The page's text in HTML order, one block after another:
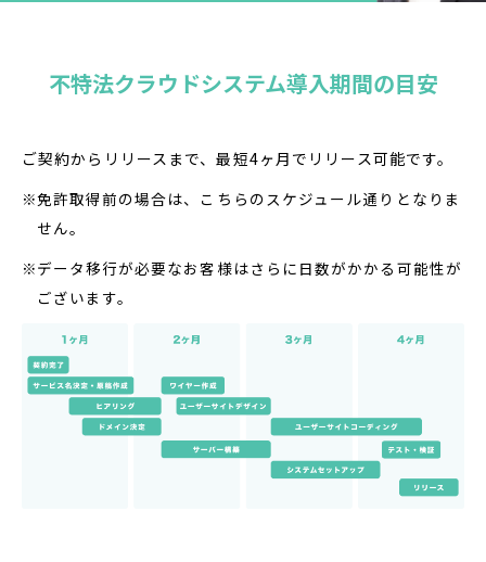
不特法クラウドシステム導入期間の目安
ご契約からリリースまで、最短4ヶ月でリリース可能です。
免許取得前の場合は、こちらのスケジュール通りとなりま
せん。
データ移行が必要なお客様はさらに日数がかかる可能性が
ございます。